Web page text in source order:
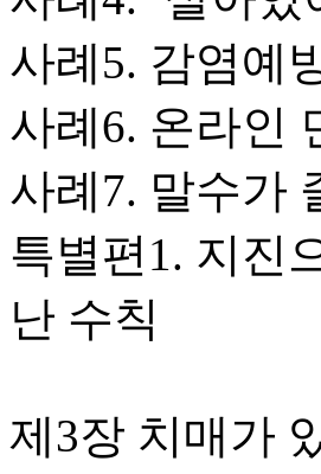
사례5. 감염예
사례6. 온라인
사례7. 말수가
특별편1. 지진
난 수칙
제3장 치매가